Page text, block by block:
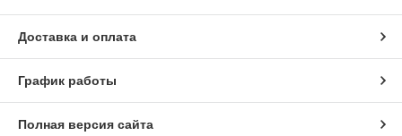
Доставка и оплата
График работы
Полная версия сайта